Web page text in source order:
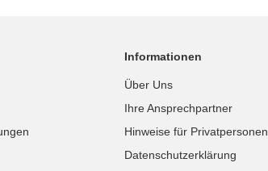
Informationen
Über Uns
Ihre Ansprechpartner
Hinweise für Privatpersonen
Datenschutzerklärung